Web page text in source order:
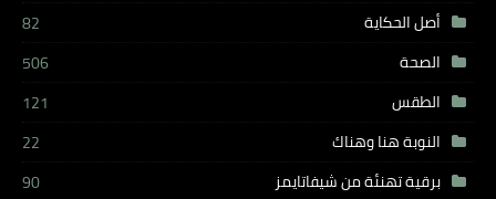
أصل الحكاية
82
الصحة
506
الطقس
121
النوبة هنا وهناك
22
برقية تهنئة من شيفاتايمز
90